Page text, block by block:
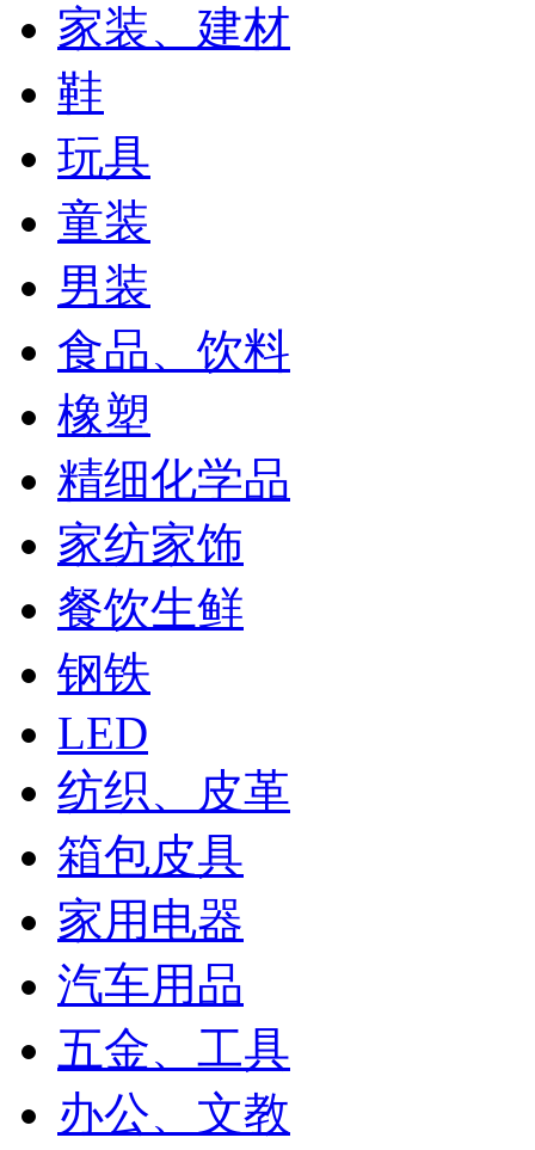
家装、建材
鞋
玩具
童装
男装
食品、饮料
橡塑
精细化学品
家纺家饰
餐饮生鲜
钢铁
LED
纺织、皮革
箱包皮具
家用电器
汽车用品
五金、工具
办公、文教